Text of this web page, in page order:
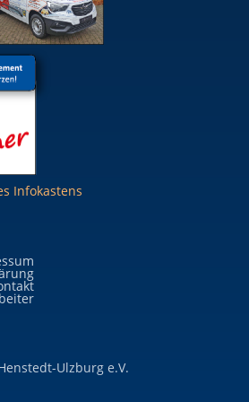
Ulzburg e.V.